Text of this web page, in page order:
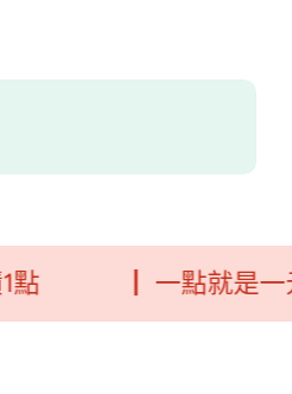
┃ 一點就是一元